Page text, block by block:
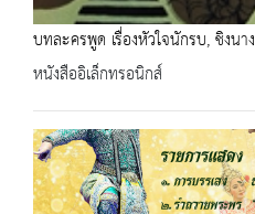
บทละครพูด เรื่องหัวใจนักรบ, ชิงนาง
หนังสืออิเล็กทรอนิกส์